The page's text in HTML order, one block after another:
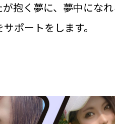
抱く夢に、夢中にな
ポートをします。